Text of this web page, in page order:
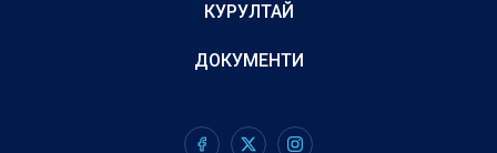
КУРУЛТАЙ
ДОКУМЕНТИ